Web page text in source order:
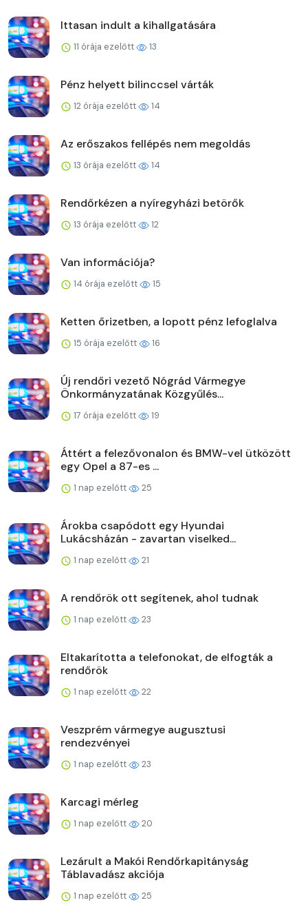
Ittasan indult a kihallgatására
11 órája ezelőtt 13
Pénz helyett bilinccsel várták
12 órája ezelőtt 14
Az erőszakos fellépés nem megoldás
13 órája ezelőtt 14
Rendőrkézen a nyíregyházi betörők
13 órája ezelőtt 12
Van információja?
14 órája ezelőtt 15
Ketten őrizetben, a lopott pénz lefoglalva
15 órája ezelőtt 16
Új rendőri vezető Nógrád Vármegye
Önkormányzatának Közgyűlés...
17 órája ezelőtt 19
Áttért a felezővonalon és BMW-vel ütközött
egy Opel a 87-es ...
1 nap ezelőtt 25
Árokba csapódott egy Hyundai
Lukácsházán - zavartan viselked...
1 nap ezelőtt 21
A rendőrök ott segítenek, ahol tudnak
1 nap ezelőtt 23
Eltakarította a telefonokat, de elfogták a
rendőrök
1 nap ezelőtt 22
Veszprém vármegye augusztusi
rendezvényei
1 nap ezelőtt 23
Karcagi mérleg
1 nap ezelőtt 20
Lezárult a Makói Rendőrkapitányság
Táblavadász akciója
1 nap ezelőtt 25